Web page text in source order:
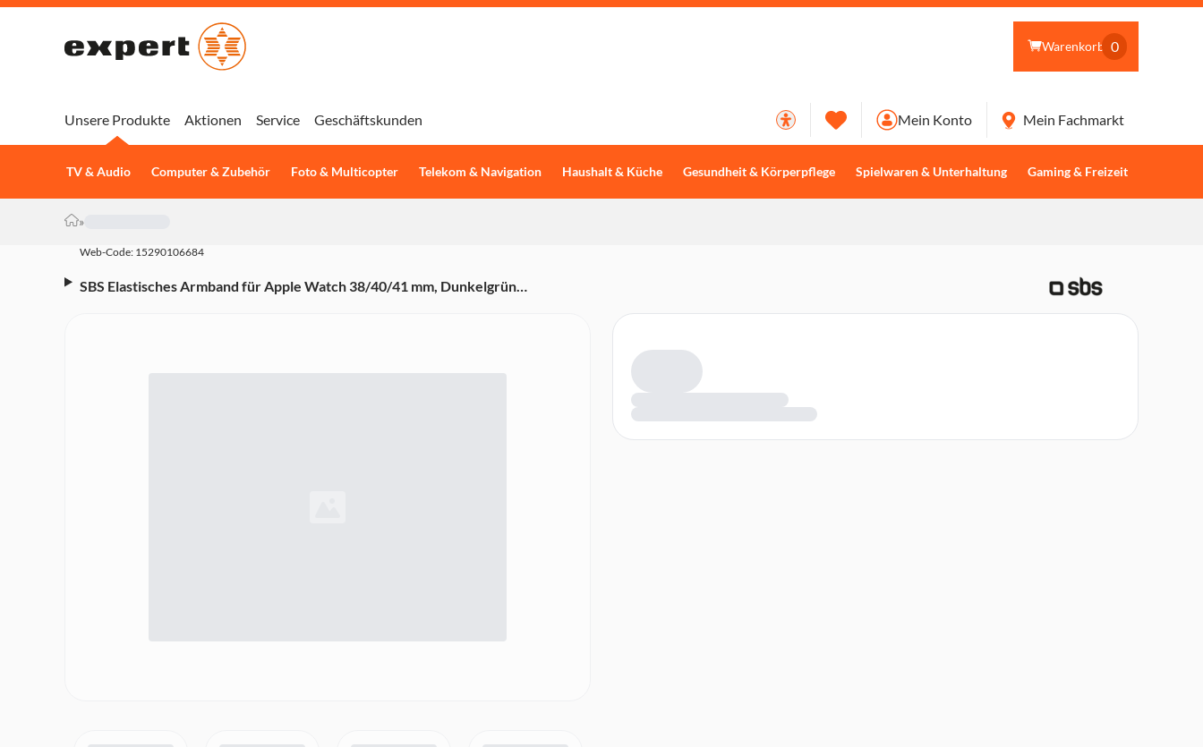
Warenkorb 0
Unsere Produkte
TV & Audio Computer & Zubehör Foto & Multicopter Telekom & Navigation Haushalt & Küche Gesundheit & Körperpflege Spielwaren & Unterhaltung Gaming & Freizeit
Aktionen Service Geschäftskunden Mein Konto Mein Fachmarkt
»
Web-Code: 15290106684
SBS Elastisches Armband für Apple Watch 38/40/41 mm, Dunkelgrün